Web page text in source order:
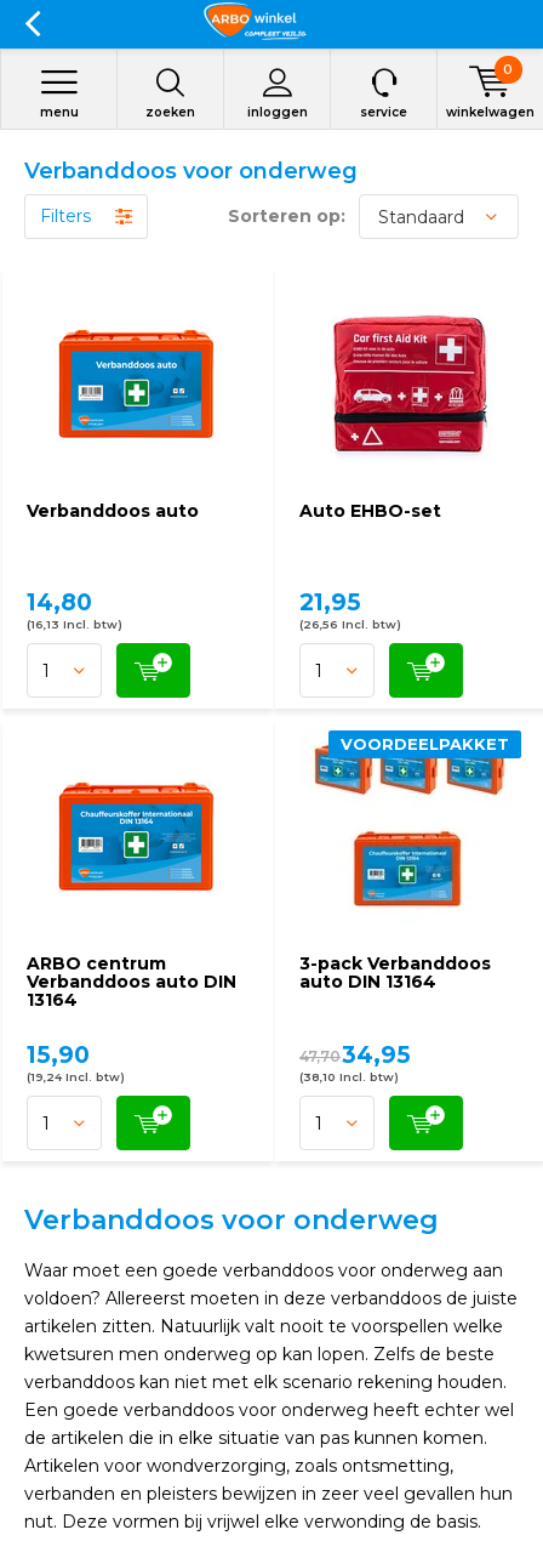
zoeken inloggen
menu service winkelwagen
0
Verbanddoos voor onderweg
Filters Sorteren op:
Verbanddoos auto
14,80
(16,13 Incl. btw)
Auto EHBO-set
21,95
(26,56 Incl. btw)
ARBO centrum
Verbanddoos auto DIN
13164
15,90
(19,24 Incl. btw)
3-pack Verbanddoos
auto DIN 13164
VOORDEELPAKKET
47,7034,95
(38,10 Incl. btw)
Verbanddoos voor onderweg
Waar moet een goede verbanddoos voor onderweg aan
voldoen? Allereerst moeten in deze verbanddoos de juiste
artikelen zitten. Natuurlijk valt nooit te voorspellen welke
kwetsuren men onderweg op kan lopen. Zelfs de beste
verbanddoos kan niet met elk scenario rekening houden.
Een goede verbanddoos voor onderweg heeft echter wel
de artikelen die in elke situatie van pas kunnen komen.
Artikelen voor wondverzorging, zoals ontsmetting,
verbanden en pleisters bewijzen in zeer veel gevallen hun
nut. Deze vormen bij vrijwel elke verwonding de basis.